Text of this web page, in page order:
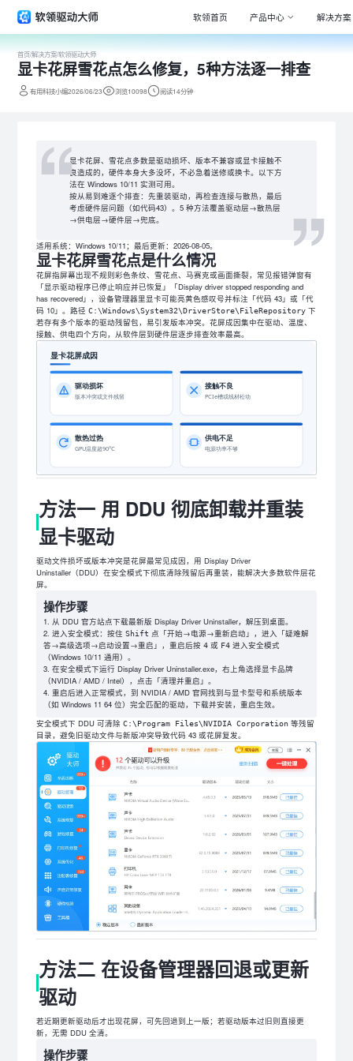
软领首页 产品中心
Windows
电脑维修
解决方案
首页/解决方案/软领驱动大师
显卡花屏雪花点怎么修复，5种方法逐一排查
有用科技小编2026/06/23 浏览10098 阅读14分钟
显卡花屏、雪花点多数是驱动损坏、版本不兼容或显卡接触不
良造成的，硬件本身大多没坏，不必急着送修或换卡。以下方
法在 Windows 10/11 实测可用。
按从易到难逐个排查：先重装驱动，再检查连接与散热，最后
考虑硬件层问题（如代码43）。5 种方法覆盖驱动层→散热层
→供电层→硬件层→兜底。
适用系统：Windows 10/11；最后更新：2026-08-05。
显卡花屏雪花点是什么情况
花屏指屏幕出现不规则彩色条纹、雪花点、马赛克或画面撕裂，常见报错弹窗有
「显示驱动程序已停止响应并已恢复」「Display driver stopped responding and
has recovered」，设备管理器里显卡可能亮黄色感叹号并标注「代码 43」或「代
码 10」。路径C:\Windows\System32\DriverStore\FileRepository 下
若存有多个版本的驱动残留包，易引发版本冲突。花屏成因集中在驱动、温度、
接触、供电四个方向，从软件层到硬件层逐步排查效率最高。
方法一 用 DDU 彻底卸载并重装
显卡驱动
驱动文件损坏或版本冲突是花屏最常见成因，用 Display Driver
Uninstaller（DDU）在安全模式下彻底清除残留后再重装，能解决大多数软件层花
屏。
操作步骤
从 DDU 官方站点下载最新版 Display Driver Uninstaller，解压到桌面。
进入安全模式：按住Shift 点「开始→电源→重新启动」，进入「疑难解
答→高级选项→启动设置→重启」，重启后按4 或 F4 进入安全模式
（Windows 10/11 通用）。
在安全模式下运行 Display Driver Uninstaller.exe，右上角选择显卡品牌
（NVIDIA / AMD / Intel），点击「清理并重启」。
重启后进入正常模式，到 NVIDIA / AMD 官网找到与显卡型号和系统版本
（如 Windows 11 64 位）完全匹配的驱动，下载并安装，重启生效。
安全模式下 DDU 可清除C:\Program Files\NVIDIA Corporation 等残留
目录，避免旧驱动文件与新版冲突导致代码 43 或花屏复发。
方法二 在设备管理器回退或更新
驱动
若近期更新驱动后才出现花屏，可先回退到上一版；若驱动版本过旧则直接更
新，无需 DDU 全清。
操作步骤